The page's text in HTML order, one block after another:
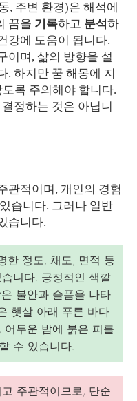
, 주변 환경)은 해석에
꿈을 기록하고 분석하
강에 도움이 됩니다.
이며, 삶의 방향을 설
. 하지만 꿈 해몽에 지
록 주의해야 합니다.
정하는 것은 아닙니
관적이며, 개인의 경험
습니다. 그러나 일반
습니다.
한 정도, 채도, 면적 등
니다. 긍정적인 색깔
불안과 슬픔을 나타
햇살 아래 푸른 바다
두운 밤에 붉은 피를
수 있습니다.
주관적이므로, 단순